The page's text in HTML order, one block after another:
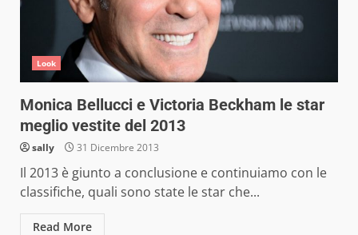
Look
Monica Bellucci e Victoria Beckham le star
meglio vestite del 2013
sally 31 Dicembre 2013
Il 2013 è giunto a conclusione e continuiamo con le
classifiche, quali sono state le star che...
Read More